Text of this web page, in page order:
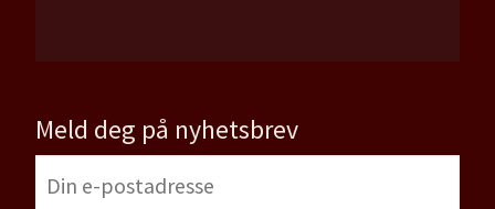
Meld deg på nyhetsbrev